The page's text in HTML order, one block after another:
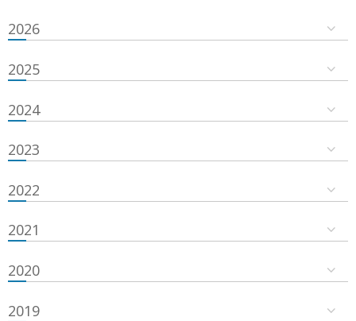
2026
2025
2024
2023
2022
2021
2020
2019